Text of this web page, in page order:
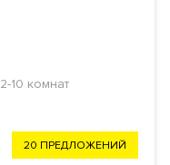
2-10 комнат
20 ПРЕДЛОЖЕНИЙ